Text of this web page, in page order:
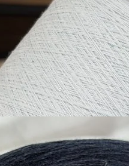
пайетки 10%
светло-голубой